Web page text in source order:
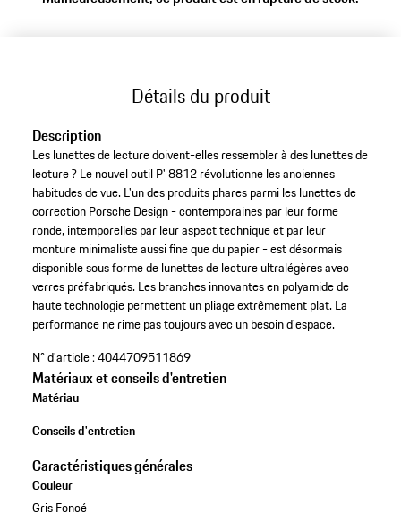
Détails du produit
Description
Les lunettes de lecture doivent-elles ressembler à des lunettes de
lecture ? Le nouvel outil P' 8812 révolutionne les anciennes
habitudes de vue. L'un des produits phares parmi les lunettes de
correction Porsche Design - contemporaines par leur forme
ronde, intemporelles par leur aspect technique et par leur
monture minimaliste aussi fine que du papier - est désormais
disponible sous forme de lunettes de lecture ultralégères avec
verres préfabriqués. Les branches innovantes en polyamide de
haute technologie permettent un pliage extrêmement plat. La
performance ne rime pas toujours avec un besoin d'espace.
N° d'article :4044709511869
Matériaux et conseils d'entretien
Matériau
Conseils d'entretien
Caractéristiques générales
Couleur
Gris Foncé